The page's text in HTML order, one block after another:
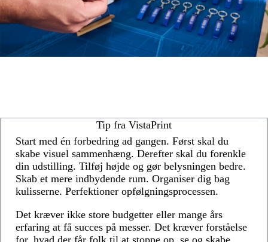
Tip fra VistaPrint
Start med én forbedring ad gangen. Først skal du
skabe visuel sammenhæng. Derefter skal du forenkle
din udstilling. Tilføj højde og gør belysningen bedre.
Skab et mere indbydende rum. Organiser dig bag
kulisserne. Perfektioner opfølgningsprocessen.
Det kræver ikke store budgetter eller mange års
erfaring at få succes på messer. Det kræver forståelse